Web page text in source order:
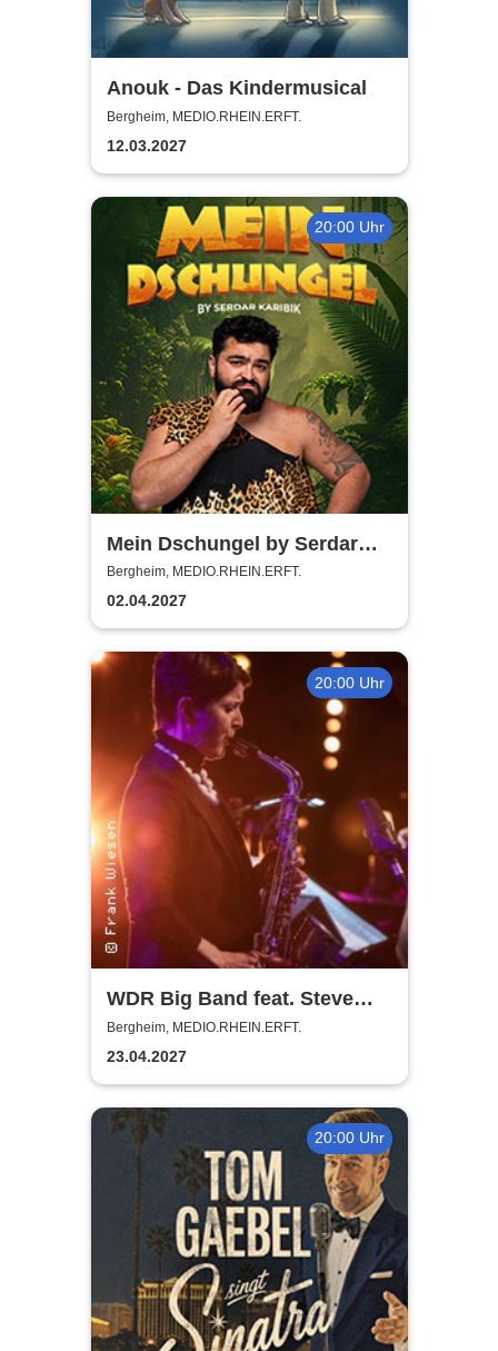
Anouk - Das Kindermusical
Bergheim, MEDIO.RHEIN.ERFT.
12.03.2027
20:00 Uhr
Mein Dschungel by Serdar
Karibik
Bergheim, MEDIO.RHEIN.ERFT.
02.04.2027
20:00 Uhr
WDR Big Band feat. Steve
Gadd - Master of Groove
Bergheim, MEDIO.RHEIN.ERFT.
23.04.2027
20:00 Uhr